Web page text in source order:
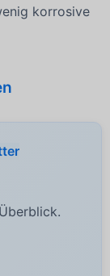
korrosive